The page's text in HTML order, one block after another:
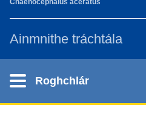
Ainmnithe tráchtála
Roghchlár